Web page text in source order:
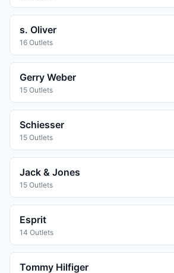
s. Oliver
16 Outlets
Gerry Weber
15 Outlets
Schiesser
15 Outlets
Jack & Jones
15 Outlets
Esprit
14 Outlets
Tommy Hilfiger